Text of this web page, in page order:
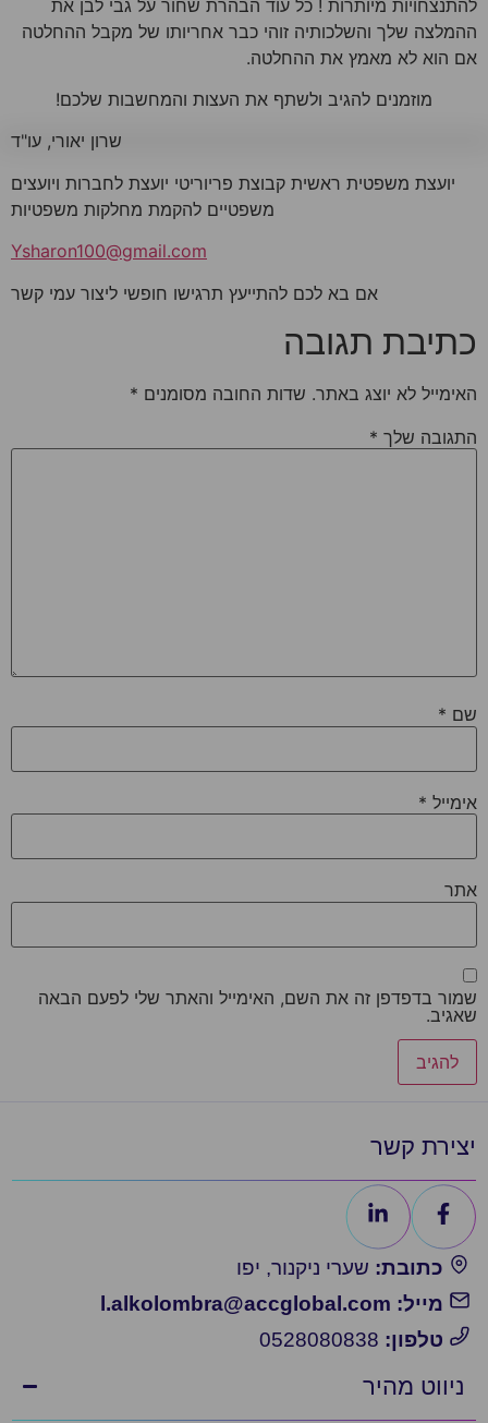
להתנצחויות מיותרות ! כל עוד הבהרת שחור על גבי לבן את
ההמלצה שלך והשלכותיה זוהי כבר אחריותו של מקבל ההחלטה
אם הוא לא מאמץ את ההחלטה.
מוזמנים להגיב ולשתף את העצות והמחשבות שלכם!
שרון יאורי, עו"ד
יועצת משפטית ראשית קבוצת פריוריטי יועצת לחברות ויועצים
משפטיים להקמת מחלקות משפטיות
Ysharon100@gmail.com
אם בא לכם להתייעץ תרגישו חופשי ליצור עמי קשר
כתיבת תגובה
האימייל לא יוצג באתר. שדות החובה מסומנים *
התגובה שלך *
שם *
אימייל *
אתר
שמור בדפדפן זה את השם, האימייל והאתר שלי לפעם הבאה
שאגיב.
יצירת קשר
כתובת: שערי ניקנור, יפו
מייל: l.alkolombra@accglobal.com
טלפון:
ניווט מהיר